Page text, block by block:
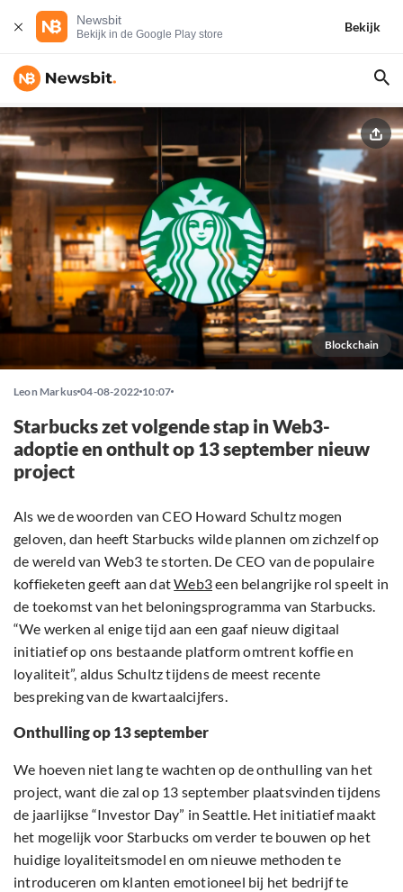
Newsbit
Bekijk in de Google Play store
Bekijk
Blockchain
Leon Markus 04-08-2022 10:07
Starbucks zet volgende stap in Web3-
adoptie en onthult op 13 september nieuw
project
Als we de woorden van CEO Howard Schultz mogen
geloven, dan heeft Starbucks wilde plannen om zichzelf op
de wereld van Web3 te storten. De CEO van de populaire
koffieketen geeft aan datWeb3een belangrijke rol speelt in
de toekomst van het beloningsprogramma van Starbucks.
“We werken al enige tijd aan een gaaf nieuw digitaal
initiatief op ons bestaande platform omtrent koffie en
loyaliteit”, aldus Schultz tijdens de meest recente
bespreking van de kwartaalcijfers.
Onthulling op 13 september
We hoeven niet lang te wachten op de onthulling van het
project, want die zal op 13 september plaatsvinden tijdens
de jaarlijkse “Investor Day” in Seattle. Het initiatief maakt
het mogelijk voor Starbucks om verder te bouwen op het
huidige loyaliteitsmodel en om nieuwe methoden te
introduceren om klanten emotioneel bij het bedrijf te